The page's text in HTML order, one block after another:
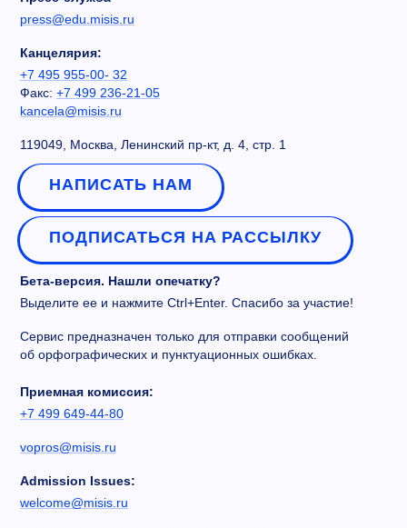
press@edu.misis.ru
Канцелярия:
+7 495 955-00- 32
Факс: +7 499 236-21-05
kancela@misis.ru
119049, Москва, Ленинский пр-кт, д. 4, стр. 1
НАПИСАТЬ НАМ
ПОДПИСАТЬСЯ НА РАССЫЛКУ
Бета-версия. Нашли опечатку?
Выделите ее и нажмите Ctrl+Enter. Спасибо за участие!
Сервис предназначен только для отправки сообщений
об орфографических и пунктуационных ошибках.
Приемная комиссия:
+7 499 649-44-80
vopros@misis.ru
Admission Issues:
welcome@misis.ru